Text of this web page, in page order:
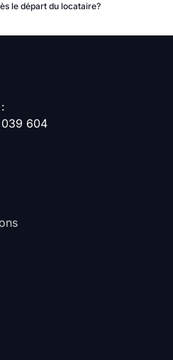
le départ du locataire?
039 604